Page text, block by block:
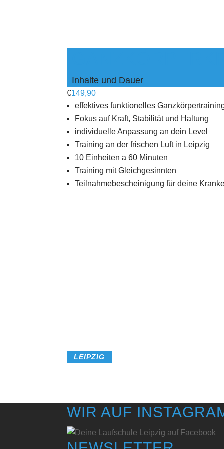
Inhalte und Dauer
€149,90
effektives funktionelles
Fokus auf Kraft, Stabilität und Haltung
individuelle Anpassung an dein Level
Training an der frischen Luft in Leipzig
10 Einheiten a 60 Minuten
Training mit Gleichgesinnten
Teilnahmebescheinigung für deine
LEIPZIG
WIR AUF